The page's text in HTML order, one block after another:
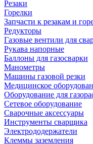
Резаки
Горелки
Запчасти к резакам и
Редукторы
Газовые вентили для
Рукава напорные
Баллоны для газосварки
Манометры
Машины газовой резки
Медицинское
Оборудование для
Сетевое оборудование
Сварочные аксессуары
Инструменты сварщика
Электрододержатели
Клеммы заземления